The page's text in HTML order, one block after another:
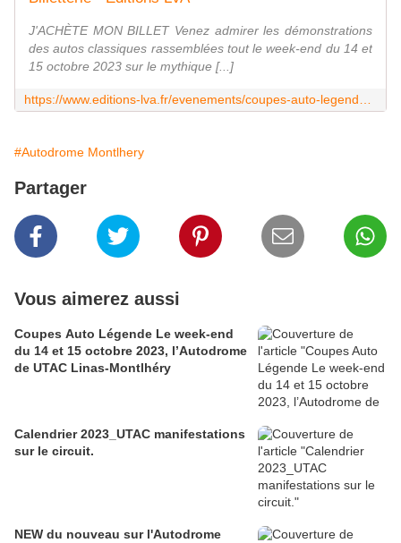
J'ACHÈTE MON BILLET Venez admirer les démonstrations
des autos classiques rassemblées tout le week-end du 14 et
15 octobre 2023 sur le mythique [...]
#Autodrome Montlhery
Partager
Vous aimerez aussi
Coupes Auto Légende Le week-end
du 14 et 15 octobre 2023, l’Autodrome
de UTAC Linas-Montlhéry
Calendrier 2023_UTAC manifestations
sur le circuit.
NEW du nouveau sur l'Autodrome